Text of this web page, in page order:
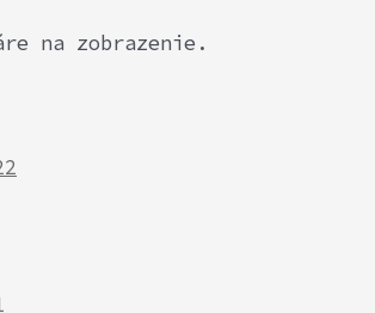
na zobrazenie.